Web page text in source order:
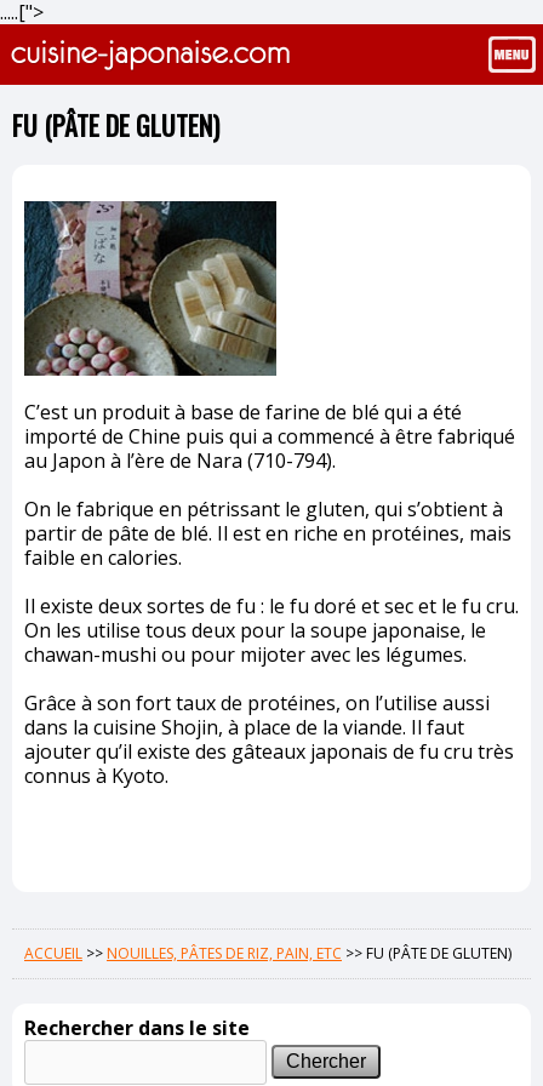
.....[">
FU (PÂTE DE GLUTEN)
C’est un produit à base de farine de blé qui a été
importé de Chine puis qui a commencé à être fabriqué
au Japon à l’ère de Nara (710-794).
On le fabrique en pétrissant le gluten, qui s’obtient à
partir de pâte de blé. Il est en riche en protéines, mais
faible en calories.
Il existe deux sortes de fu : le fu doré et sec et le fu cru.
On les utilise tous deux pour la soupe japonaise, le
chawan-mushi ou pour mijoter avec les légumes.
Grâce à son fort taux de protéines, on l’utilise aussi
dans la cuisine Shojin, à place de la viande. Il faut
ajouter qu’il existe des gâteaux japonais de fu cru très
connus à Kyoto.
ACCUEIL >>NOUILLES, PÂTES DE RIZ, PAIN, ETC >>FU (PÂTE DE GLUTEN)
Rechercher dans le site